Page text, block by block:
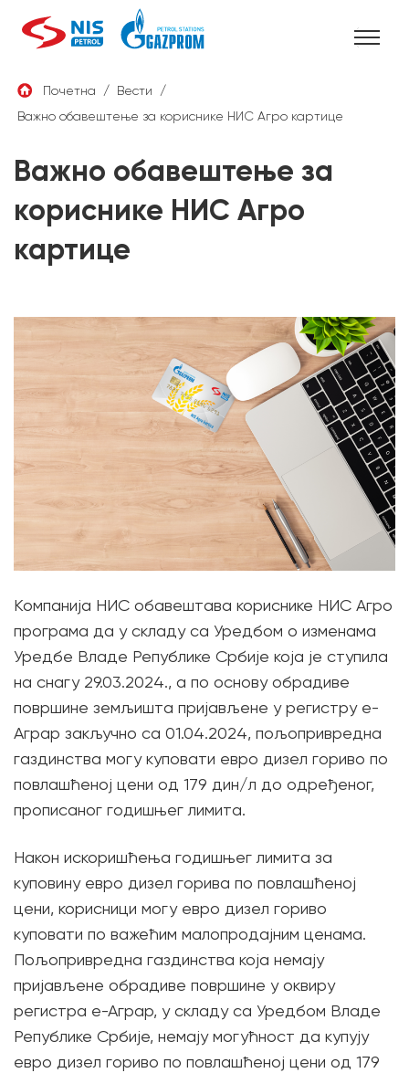
СРБ
Skip
content
Почетна / Вести
/
Важно обавештење за кориснике НИС Агро картице
Важно обавештење за
кориснике НИС Агро
картице
Компанија НИС обавештава кориснике НИС Агро
програма да у складу са Уредбом о изменама
Уредбе Владе Републике Србије која је ступила
на снагу 29.03.2024., а по основу обрадиве
површине земљишта пријављене у регистру е-
Аграр закључно са 01.04.2024, пољопривредна
газдинства могу куповати евро дизел гориво по
повлашћеној цени од 179 дин/л до одређеног,
прописаног годишњег лимита.
Након искоришћења годишњег лимита за
куповину евро дизел горива по повлашћеној
цени, корисници могу евро дизел гориво
куповати по важећим малопродајним ценама.
Пољопривредна газдинства која немају
пријављене обрадиве површине у оквиру
регистра е-Аграр, у складу са Уредбом Владе
Републике Србије, немају могућност да купују
евро дизел гориво по повлашћеној цени од 179